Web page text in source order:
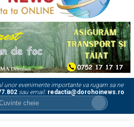
unor evenimente importante va rugam sa ne
sau email: redactia@dorohoinews.ro